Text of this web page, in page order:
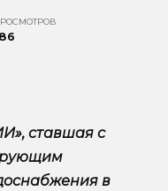
ставшая с
в